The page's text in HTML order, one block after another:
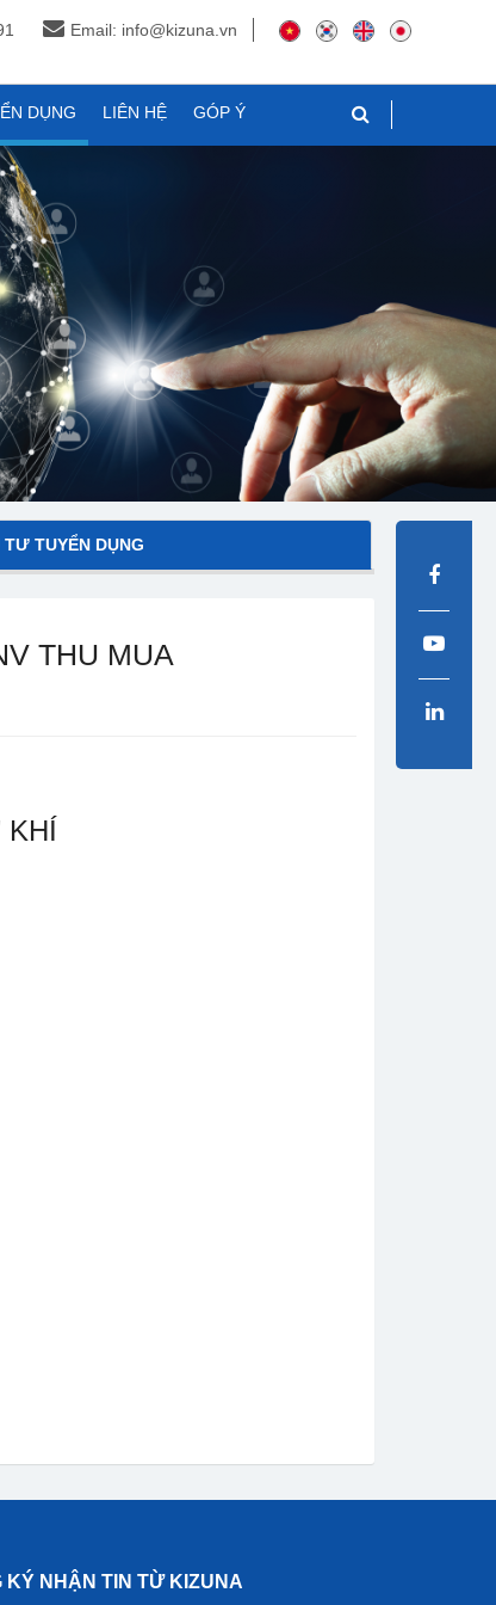
Email: info@kizuna.vn
DỤNG LIÊN HỆ GÓP Ý
TUYỂN DỤNG
THU MUA
KHÍ
KÝ NHẬN TIN TỪ KIZUNA